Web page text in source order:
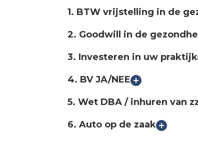
1. BTW vrijstelling in de
2. Goodwill in de
3. Investeren in uw praktijk
4. BV JA/NEE
5. Wet DBA / inhuren van
6. Auto op de zaak